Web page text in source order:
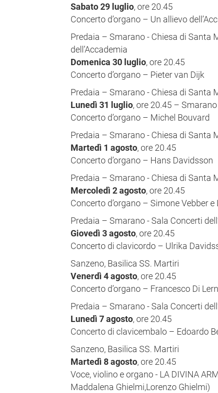
Sabato 29 luglio, ore 20.45
Concerto d’organo – Un allievo
Predaia – Smarano - Chiesa di Santa
dell’Accademia
Domenica 30 luglio, ore 20.45
Concerto d’organo – Pieter van Dijk
Predaia – Smarano - Chiesa di Santa
Lunedì 31 luglio, ore 20.45 – Smarano
Concerto d’organo – Michel Bouvard
Predaia – Smarano - Chiesa di Santa
Martedì 1 agosto, ore 20.45
Concerto d’organo – Hans Davidsson
Predaia – Smarano - Chiesa di Santa
Mercoledì 2 agosto, ore 20.45
Concerto d’organo – Simone Vebber e
Predaia – Smarano - Sala Concerti
Giovedì 3 agosto, ore 20.45
Concerto di clavicordo – Ulrika
Sanzeno, Basilica SS. Martiri
Venerdì 4 agosto, ore 20.45
Concerto d’organo – Francesco Di
Predaia – Smarano - Sala Concerti
Lunedì 7 agosto, ore 20.45
Concerto di clavicembalo – Edoardo
Sanzeno, Basilica SS. Martiri
Martedì 8 agosto, ore 20.45
Voce, violino e organo - LA DIVINA
Maddalena Ghielmi,Lorenzo Ghielmi)